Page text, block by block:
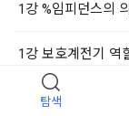
1강 %임피던스의
1강 보호계전기 역
1강 신재생에너지
탐색